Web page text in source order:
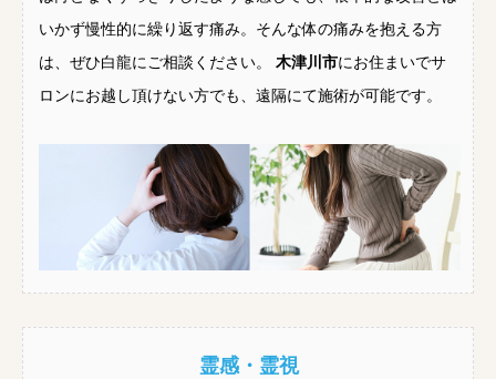
いかず慢性的に繰り返す痛み。そんな体の痛みを抱える方
は、ぜひ白龍にご相談ください。 木津川市にお住まいでサ
ロンにお越し頂けない方でも、遠隔にて施術が可能です。
霊感・霊視